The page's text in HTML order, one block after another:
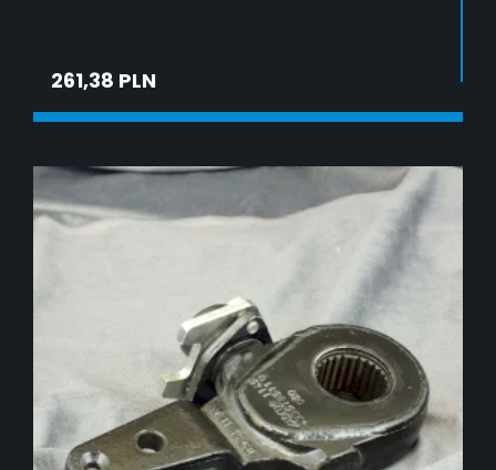
261,38 PLN